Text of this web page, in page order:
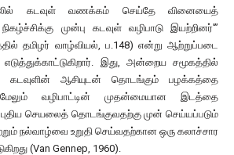
கடவுள் வணக்கம் செய்தே வினையைத்
முன்பு கடவுள் வழிபாடு இயற்றினர்'”
தமிழர் வாழ்வியல், ப.148) என்று ஆற்றுப்படை
இது, அன்றைய சமூகத்தில்
கடவுளின் ஆசியுடன் தொடங்கும் பழக்கத்தை
மேலும் வழிபாட்டின் முதன்மையான இடத்தை
புதிய செயலைத் தொடங்குவதற்கு முன் செய்யப்படும்
நல்வாழ்வை உறுதி செய்வதற்கான ஒரு கலாச்சார
(Van Gennep, 1960).